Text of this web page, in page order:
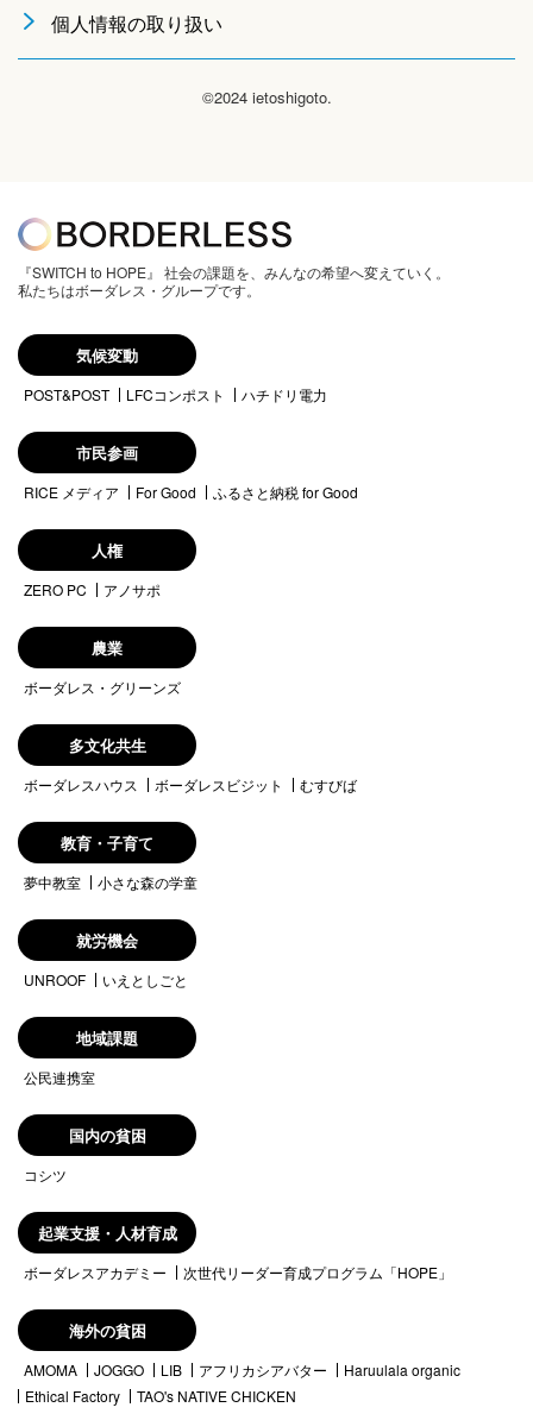
個人情報の取り扱い
©2024 ietoshigoto.
『SWITCH to HOPE』 社会の課題を、みんなの希望へ変えていく。
私たちはボーダレス・グループです。
気候変動
POST&POST LFCコンポスト ハチドリ電力
市民参画
RICE メディア For Good ふるさと納税 for Good
人権
ZERO PC アノサポ
農業
ボーダレス・グリーンズ
多文化共生
ボーダレスハウス ボーダレスビジット むすびば
教育・子育て
夢中教室 小さな森の学童
就労機会
UNROOF いえとしごと
地域課題
公民連携室
国内の貧困
コシツ
起業支援・人材育成
ボーダレスアカデミー 次世代リーダー育成プログラム「HOPE」
海外の貧困
AMOMA JOGGO LIB アフリカシアバター
Haruulala organic
Ethical Factory
TAO's NATIVE CHICKEN